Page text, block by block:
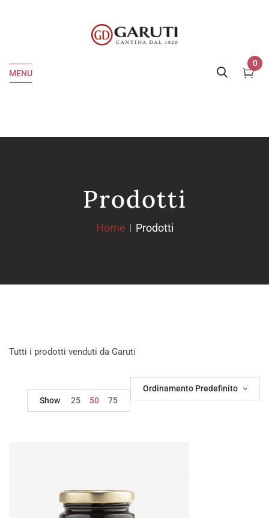
MENU
0
Prodotti
Home Prodotti
Tutti i prodotti venduti da Garuti
Ordinamento Predefinito
Show
25 50 75